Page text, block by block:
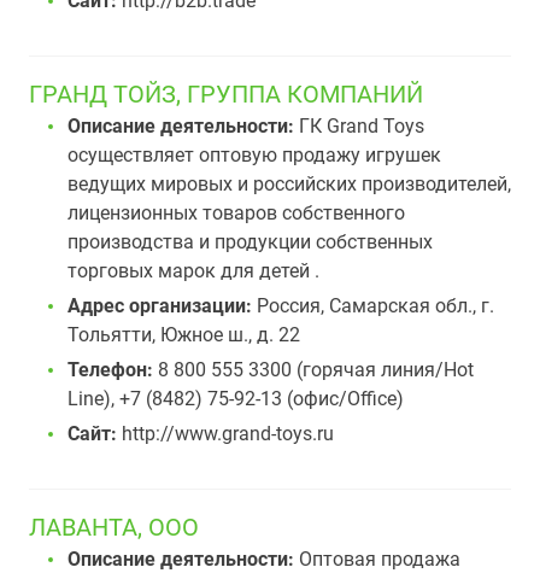
ГРАНД ТОЙЗ, ГРУППА КОМПАНИЙ
Описание деятельности: ГК Grand Toys
осуществляет оптовую продажу игрушек
ведущих мировых и российских производителей,
лицензионных товаров собственного
производства и продукции собственных
торговых марок для детей .
Адрес организации: Россия, Самарская обл., г.
Тольятти, Южное ш., д. 22
Телефон: 8 800 555 3300 (горячая линия/Hot
Line), +7 (8482) 75-92-13 (офис/Office)
Сайт: http://www.grand-toys.ru
ЛАВАНТА, ООО
Описание деятельности: Оптовая продажа